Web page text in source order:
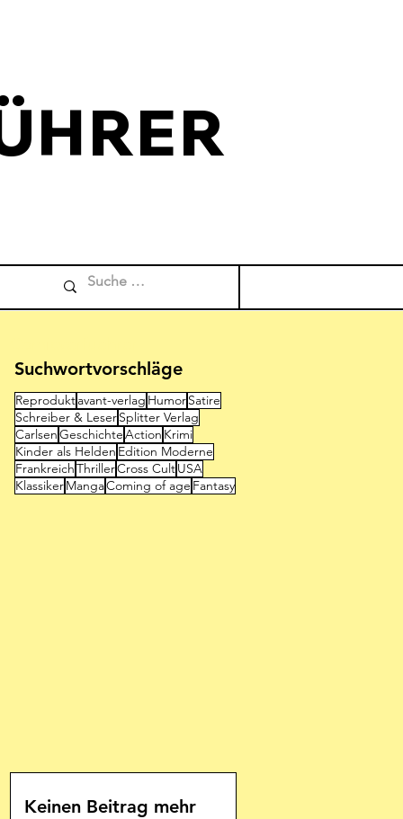
Suchwortvorschläge
Reproduktavant-verlag HumorSatire
Schreiber & LeserSplitter Verlag
CarlsenGeschichteAction Krimi
Kinder als Helden Edition Moderne
FrankreichThrillerCross CultUSA
KlassikerMangaComing of age Fantasy
Keinen Beitrag mehr